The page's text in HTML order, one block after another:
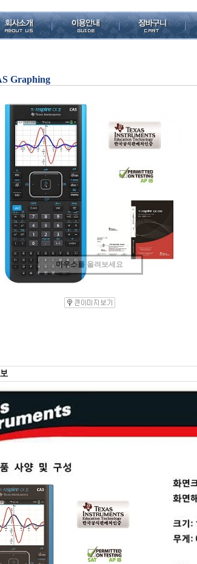
Graphing
마우스를 올려보세요